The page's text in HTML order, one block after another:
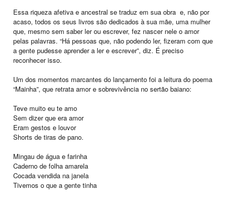
Essa riqueza afetiva e ancestral se traduz em sua obra e, não por
acaso, todos os seus livros são dedicados à sua mãe, uma mulher
que, mesmo sem saber ler ou escrever, fez nascer nele o amor
pelas palavras. “Há pessoas que, não podendo ler, fizeram com que
a gente pudesse aprender a ler e escrever”, diz. É preciso
reconhecer isso.
Um dos momentos marcantes do lançamento foi a leitura do poema
“Mainha”, que retrata amor e sobrevivência no sertão baiano:
Teve muito eu te amo
Sem dizer que era amor
Eram gestos e louvor
Shorts de tiras de pano.
Mingau de água e farinha
Caderno de folha amarela
Cocada vendida na janela
Tivemos o que a gente tinha